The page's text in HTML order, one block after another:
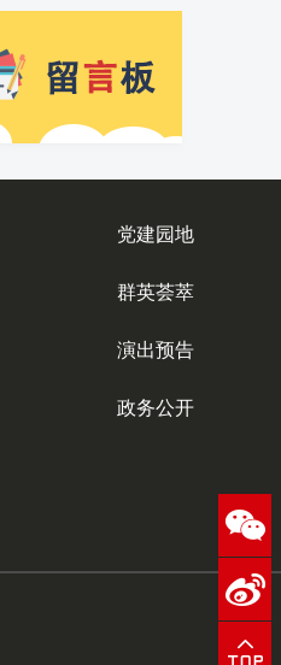
党建园地
群英荟萃
演出预告
政务公开